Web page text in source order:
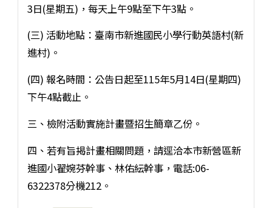
3日(星期五)，每天上午9點至下午3點。
(三) 活動地點：臺南市新進國民小學行動英語村(新
進村)。
(四) 報名時間：公告日起至115年5月14日(星期四)
下午4點截止。
三、檢附活動實施計畫暨招生簡章乙份。
四、若有旨揭計畫相關問題，請逕洽本市新營區新
進國小翟婉芬幹事、林佑紜幹事，電話:06-
6322378分機212。